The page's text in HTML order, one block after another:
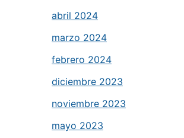
abril 2024
marzo 2024
febrero 2024
diciembre 2023
noviembre 2023
mayo 2023